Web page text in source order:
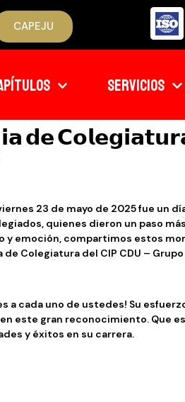
CAPEJU
SERVICIOS
𝗱𝗲
23 de mayo de 2025 fue un
quienes dieron un paso
y emoción, compartimos estos
Colegiatura del CIP CDU – Grupo
a cada uno de ustedes! Su
este gran reconocimiento. Que
y éxitos en su carrera.